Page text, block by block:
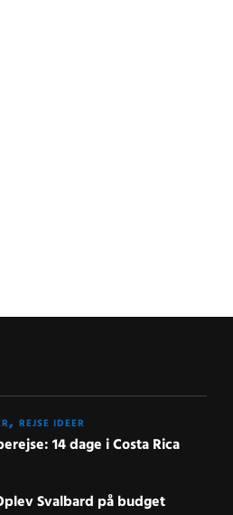
REJSE IDEER
14 dage i Costa Rica
Svalbard på budget